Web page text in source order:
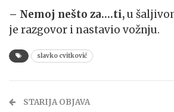
– Nemoj nešto za….ti,u
je razgovor i nastavio vožnju.
slavko cvitković
STARIJA OBJAVA